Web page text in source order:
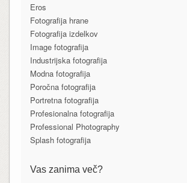
Eros
Fotografija hrane
Fotografija izdelkov
Image fotografija
Industrijska fotografija
Modna fotografija
Poročna fotografija
Portretna fotografija
Profesionalna fotografija
Professional Photography
Splash fotografija
Vas zanima več?